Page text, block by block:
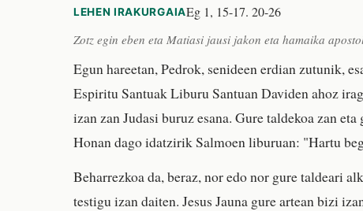
LEHEN IRAKURGAIAEg 1, 15-17. 20-26
Zotz egin eben eta Matiasi jausi jakon eta hamaika
Egun hareetan, Pedrok, senideen erdian zutunik,
Espiritu Santuak Liburu Santuan Daviden ahoz
izan zan Judasi buruz esana. Gure taldekoa zan
Honan dago idatzirik Salmoen liburuan: "Hartu
Beharrezkoa da, beraz, nor edo nor gure taldeari
testigu izan daiten. Jesus Jauna gure artean bizi